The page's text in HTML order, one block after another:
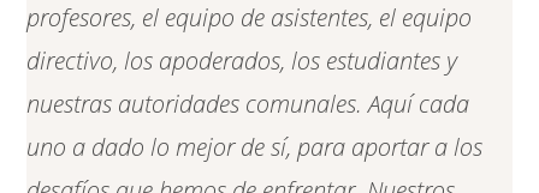
profesores, el equipo de asistentes, el equipo
directivo, los apoderados, los estudiantes y
nuestras autoridades comunales. Aquí cada
uno a dado lo mejor de sí, para aportar a los